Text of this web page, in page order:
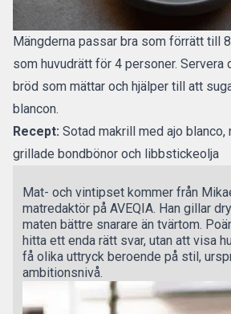
Mängderna passar bra som förrätt till
som huvudrätt för 4 personer. Servera
bröd som mättar och hjälper till att
blancon.
Recept: Sotad makrill med ajo blanco,
grillade bondbönor och libbstickeolja
Mat- och vintipset kommer från
matredaktör på AVEQIA. Han gillar
maten bättre snarare än tvärtom.
hitta ett enda rätt svar, utan att visa
få olika uttryck beroende på stil,
ambitionsnivå.